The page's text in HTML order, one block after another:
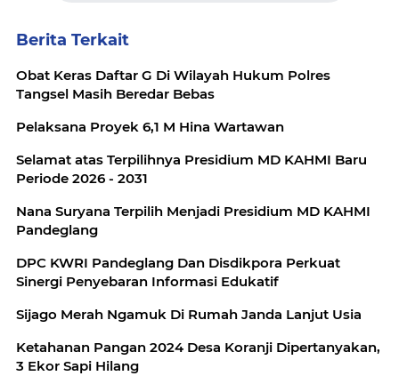
Berita Terkait
Obat Keras Daftar G Di Wilayah Hukum Polres
Tangsel Masih Beredar Bebas
Pelaksana Proyek 6,1 M Hina Wartawan
Selamat atas Terpilihnya Presidium MD KAHMI Baru
Periode 2026 - 2031
Nana Suryana Terpilih Menjadi Presidium MD KAHMI
Pandeglang
DPC KWRI Pandeglang Dan Disdikpora Perkuat
Sinergi Penyebaran Informasi Edukatif
Sijago Merah Ngamuk Di Rumah Janda Lanjut Usia
Ketahanan Pangan 2024 Desa Koranji Dipertanyakan,
3 Ekor Sapi Hilang